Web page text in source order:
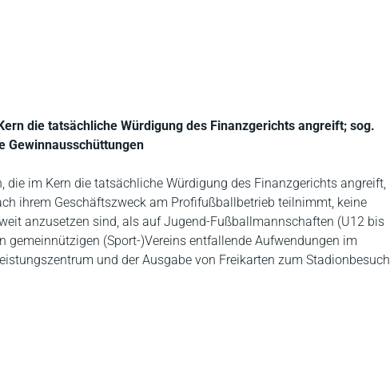
die tatsächliche Würdigung des Finanzgerichts angreift; sog.
Gewinnausschüttungen
die im Kern die tatsächliche Würdigung des Finanzgerichts angreift,
ihrem Geschäftszweck am Profifußballbetrieb teilnimmt, keine
anzusetzen sind, als auf Jugend-Fußballmannschaften (U12 bis
gemeinnützigen (Sport-)Vereins entfallende Aufwendungen im
und der Ausgabe von Freikarten zum Stadionbesuch